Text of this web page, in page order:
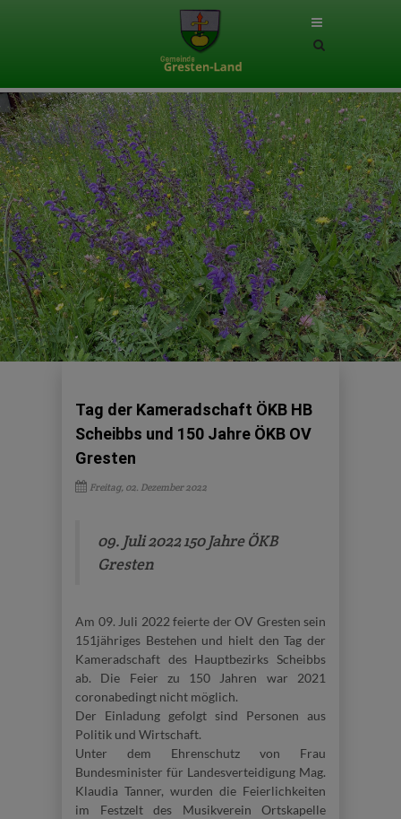
Site
Tag der Kameradschaft ÖKB HB
Scheibbs und 150 Jahre ÖKB OV
Gresten
Freitag, 02. Dezember 2022
09. Juli 2022 150 Jahre ÖKB
Gresten
Am 09. Juli 2022 feierte der OV Gresten sein
151jähriges Bestehen und hielt den Tag der
Kameradschaft des Hauptbezirks Scheibbs
ab. Die Feier zu 150 Jahren war 2021
coronabedingt nicht möglich.
Der Einladung gefolgt sind Personen aus
Politik und Wirtschaft.
Unter dem Ehrenschutz von Frau
Bundesminister für Landesverteidigung Mag.
Klaudia Tanner, wurden die Feierlichkeiten
im Festzelt des Musikverein Ortskapelle